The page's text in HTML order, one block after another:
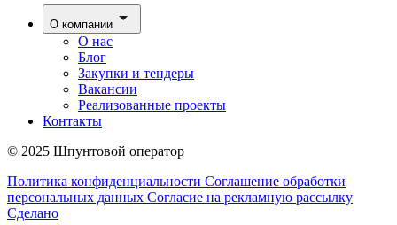
О компании
О нас
Блог
Закупки и тендеры
Вакансии
Реализованные проекты
Контакты
© 2025 Шпунтовой оператор
Политика конфиденциальности Соглашение обработки
персональных данных Согласие на рекламную рассылку
Сделано